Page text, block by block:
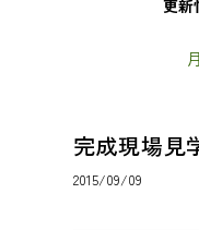
更新
完成現場
2015/09/09